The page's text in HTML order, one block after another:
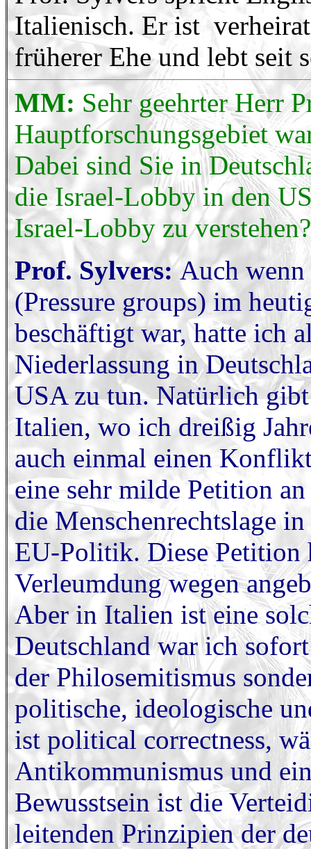
Italienisch. Er ist
früherer Ehe und lebt seit
MM: Sehr geehrter Herr
Hauptforschungsgebiet
Dabei sind Sie in
die Israel-Lobby in den
Israel-Lobby zu verstehen?
Prof. Sylvers:Auch
(Pressure groups) im
beschäftigt war, hatte ich
Niederlassung in
USA zu tun. Natürlich
Italien, wo ich dreißig
auch einmal einen
eine sehr milde Petition
die Menschenrechtslage
EU-Politik. Diese Petition
Verleumdung wegen
Aber in Italien ist eine
Deutschland war ich
der Philosemitismus
politische, ideologische
ist political correctness,
Antikommunismus und
Bewusstsein ist die
leitenden Prinzipien der